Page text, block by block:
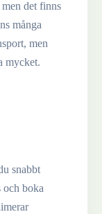
det finns
många
men
mycket.
snabbt
och boka